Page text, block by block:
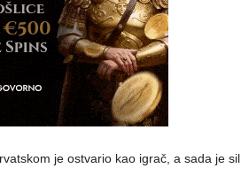
je ostvario kao igrač, a sada je